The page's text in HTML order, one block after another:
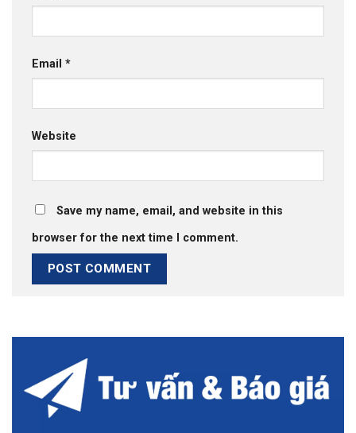
Email *
Website
Save my name, email, and website in this
browser for the next time I comment.